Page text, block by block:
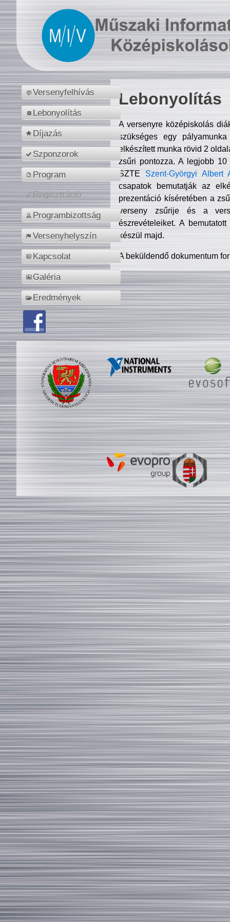
Versenyfelhívás
Lebonyolítás
Díjazás
Szponzorok
Program
Regisztráció
Programbizottság
Versenyhelyszín
Kapcsolat
Galéria
Eredmények
Lebonyolítás
A versenyre középiskolás
szükséges egy
elkészített munka rövid 2
zsűri pontozza. A legjobb
SZTE Szent-Györgyi Albert
csapatok bemutatják az
prezentáció kíséretében a
verseny zsűrije és a
észrevételeiket. A
készül majd.
A beküldendő dokumentum